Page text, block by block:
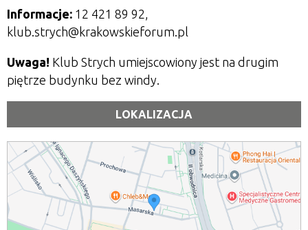
Informacje: 12 421 89 92,
klub.strych@krakowskieforum.pl
Uwaga! Klub Strych umiejscowiony jest na drugim
piętrze budynku bez windy.
LOKALIZACJA